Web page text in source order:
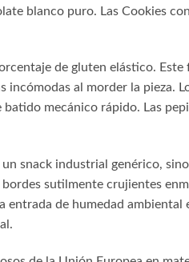
blanco puro. Las Cookies
de gluten elástico.
al morder la pieza.
mecánico rápido. Las
snack industrial genérico,
sutilmente crujientes
de humedad ambiental